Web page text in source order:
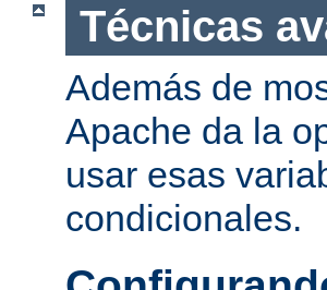
Técnicas
Además de
Apache da la
usar esas
condicionales.